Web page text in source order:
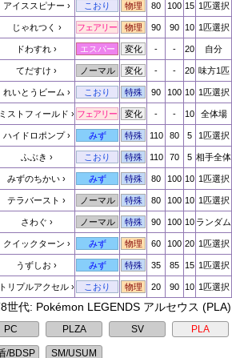
アイススピナー こおり 物理 80 100 15 1匹選択
じゃれつく フェアリー 物理 90 90 10 1匹選択
ドわすれ エスパー 変化 - - 20 自分
てだすけ ノーマル 変化 - - 20 味方1匹
れいとうビーム こおり 特殊 90 100 10 1匹選択
ミストフィールド フェアリー 変化 - - 10 全体場
ハイドロポンプ みず 特殊 110 80 5 1匹選択
ふぶき こおり 特殊 110 70 5 相手全体
みずのちかい みず 特殊 80 100 10 1匹選択
テラバースト ノーマル 特殊 80 100 10 1匹選択
さわぐ ノーマル 特殊 90 100 10 ランダム
クイックターン みず 物理 60 100 20 1匹選択
うずしお みず 特殊 35 85 15 1匹選択
トリプルアクセル こおり 物理 20 90 10 1匹選択
8世代: Pokémon LEGENDS アルセウス (PLA)